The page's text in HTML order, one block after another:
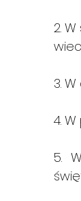
2.
3.
4.
5.